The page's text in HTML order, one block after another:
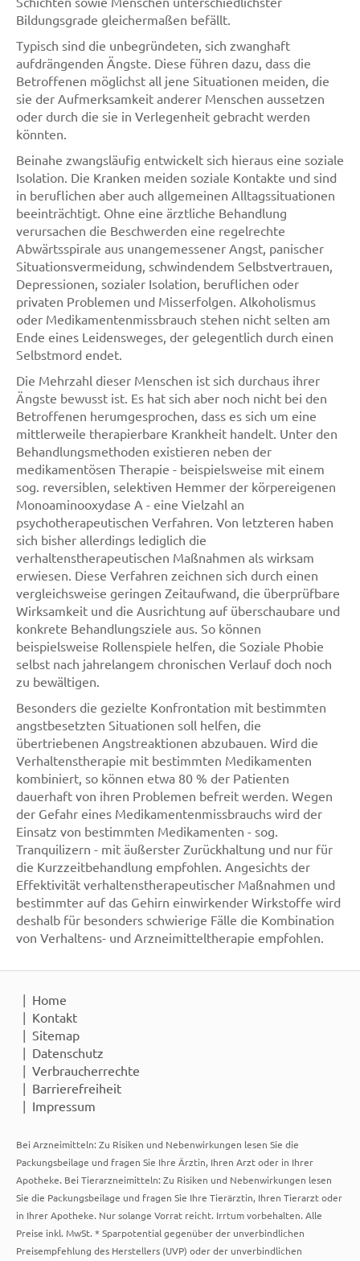
Bildungsgrade gleichermaßen befällt.
Typisch sind die unbegründeten, sich zwanghaft
aufdrängenden Ängste. Diese führen dazu, dass die
Betroffenen möglichst all jene Situationen meiden, die
sie der Aufmerksamkeit anderer Menschen aussetzen
oder durch die sie in Verlegenheit gebracht werden
könnten.
Beinahe zwangsläufig entwickelt sich hieraus eine soziale
Isolation. Die Kranken meiden soziale Kontakte und sind
in beruflichen aber auch allgemeinen Alltagssituationen
beeinträchtigt. Ohne eine ärztliche Behandlung
verursachen die Beschwerden eine regelrechte
Abwärtsspirale aus unangemessener Angst, panischer
Situationsvermeidung, schwindendem Selbstvertrauen,
Depressionen, sozialer Isolation, beruflichen oder
privaten Problemen und Misserfolgen. Alkoholismus
oder Medikamentenmissbrauch stehen nicht selten am
Ende eines Leidensweges, der gelegentlich durch einen
Selbstmord endet.
Die Mehrzahl dieser Menschen ist sich durchaus ihrer
Ängste bewusst ist. Es hat sich aber noch nicht bei den
Betroffenen herumgesprochen, dass es sich um eine
mittlerweile therapierbare Krankheit handelt. Unter den
Behandlungsmethoden existieren neben der
medikamentösen Therapie - beispielsweise mit einem
sog. reversiblen, selektiven Hemmer der körpereigenen
Monoaminooxydase A - eine Vielzahl an
psychotherapeutischen Verfahren. Von letzteren haben
sich bisher allerdings lediglich die
verhaltenstherapeutischen Maßnahmen als wirksam
erwiesen. Diese Verfahren zeichnen sich durch einen
vergleichsweise geringen Zeitaufwand, die überprüfbare
Wirksamkeit und die Ausrichtung auf überschaubare und
konkrete Behandlungsziele aus. So können
beispielsweise Rollenspiele helfen, die Soziale Phobie
selbst nach jahrelangem chronischen Verlauf doch noch
zu bewältigen.
Besonders die gezielte Konfrontation mit bestimmten
angstbesetzten Situationen soll helfen, die
übertriebenen Angstreaktionen abzubauen. Wird die
Verhaltenstherapie mit bestimmten Medikamenten
kombiniert, so können etwa 80 % der Patienten
dauerhaft von ihren Problemen befreit werden. Wegen
der Gefahr eines Medikamentenmissbrauchs wird der
Einsatz von bestimmten Medikamenten - sog.
Tranquilizern - mit äußerster Zurückhaltung und nur für
die Kurzzeitbehandlung empfohlen. Angesichts der
Effektivität verhaltenstherapeutischer Maßnahmen und
bestimmter auf das Gehirn einwirkender Wirkstoffe wird
deshalb für besonders schwierige Fälle die Kombination
von Verhaltens- und Arzneimitteltherapie empfohlen.
Home
Kontakt
Sitemap
Datenschutz
Verbraucherrechte
Barrierefreiheit
Impressum
Bei Arzneimitteln: Zu Risiken und Nebenwirkungen lesen Sie die
Packungsbeilage und fragen Sie Ihre Ärztin, Ihren Arzt oder in Ihrer
Apotheke. Bei Tierarzneimitteln: Zu Risiken und Nebenwirkungen lesen
Sie die Packungsbeilage und fragen Sie Ihre Tierärztin, Ihren Tierarzt oder
in Ihrer Apotheke. Nur solange Vorrat reicht. Irrtum vorbehalten. Alle
Preise inkl. MwSt. * Sparpotential gegenüber der unverbindlichen
Preisempfehlung des Herstellers (UVP) oder der unverbindlichen